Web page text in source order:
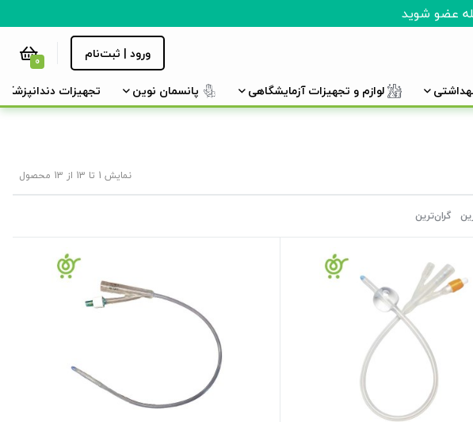
عضو شوید
ورود | ثبت‌نام 0
لوازم و تجهیزات آزمایشگاهی پانسمان نوین تجهیزات دندانپزشکی
نمایش 1 تا 13 از 13 محصول
گران‌ترین